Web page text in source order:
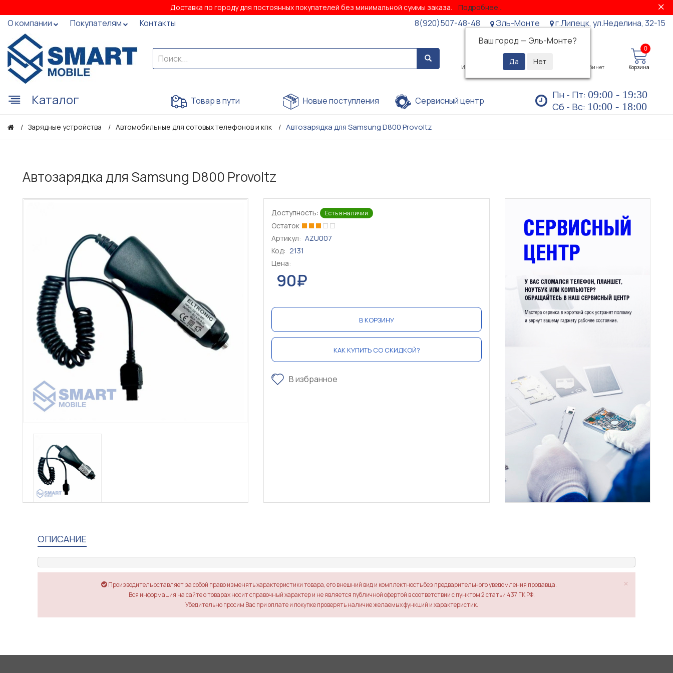
Доставка по городу для постоянных покупателей без минимальной суммы заказа. Подробнее...
О компании Покупателям Контакты 8(920)507-48-48
Эль-Монте
Ваш город — Эль-Монте?
г.Липецк, ул.Неделина, 32-15
Избранное Просмотренные Личный кабинет
0
Корзина
Каталог Товар в пути Новые поступления Сервисный центр Пн - Пт: 09:00 - 19:30
Сб - Вс: 10:00 - 18:00
Зарядные устройства Автомобильные для сотовых телефонов и кпк Автозарядка для Samsung D800 Provoltz
Автозарядка для Samsung D800 Provoltz
Доступность: Есть в наличии
Остаток
Артикул: AZU007
Код: 2131
Цена:
90₽
В КОРЗИНУ
КАК КУПИТЬ СО СКИДКОЙ?
В избранное
ОПИСАНИЕ
×
Производитель оставляет за собой право изменять характеристики товара, его внешний вид и комплектность без предварительного уведомления продавца.
Вся информация на сайте о товарах носит справочный характер и не является публичной офертой в соответствии с пунктом 2 статьи 437 ГК РФ.
Убедительно просим Вас при оплате и покупке проверять наличие желаемых функций и характеристик.